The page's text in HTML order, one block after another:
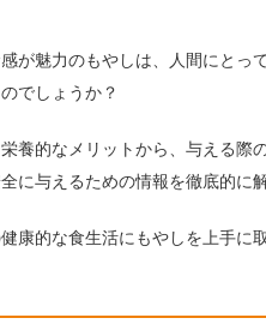
が魅力のもやしは、人間にとっ
でしょうか？
養的なメリットから、与える際
に与えるための情報を徹底的に解
康的な食生活にもやしを上手に